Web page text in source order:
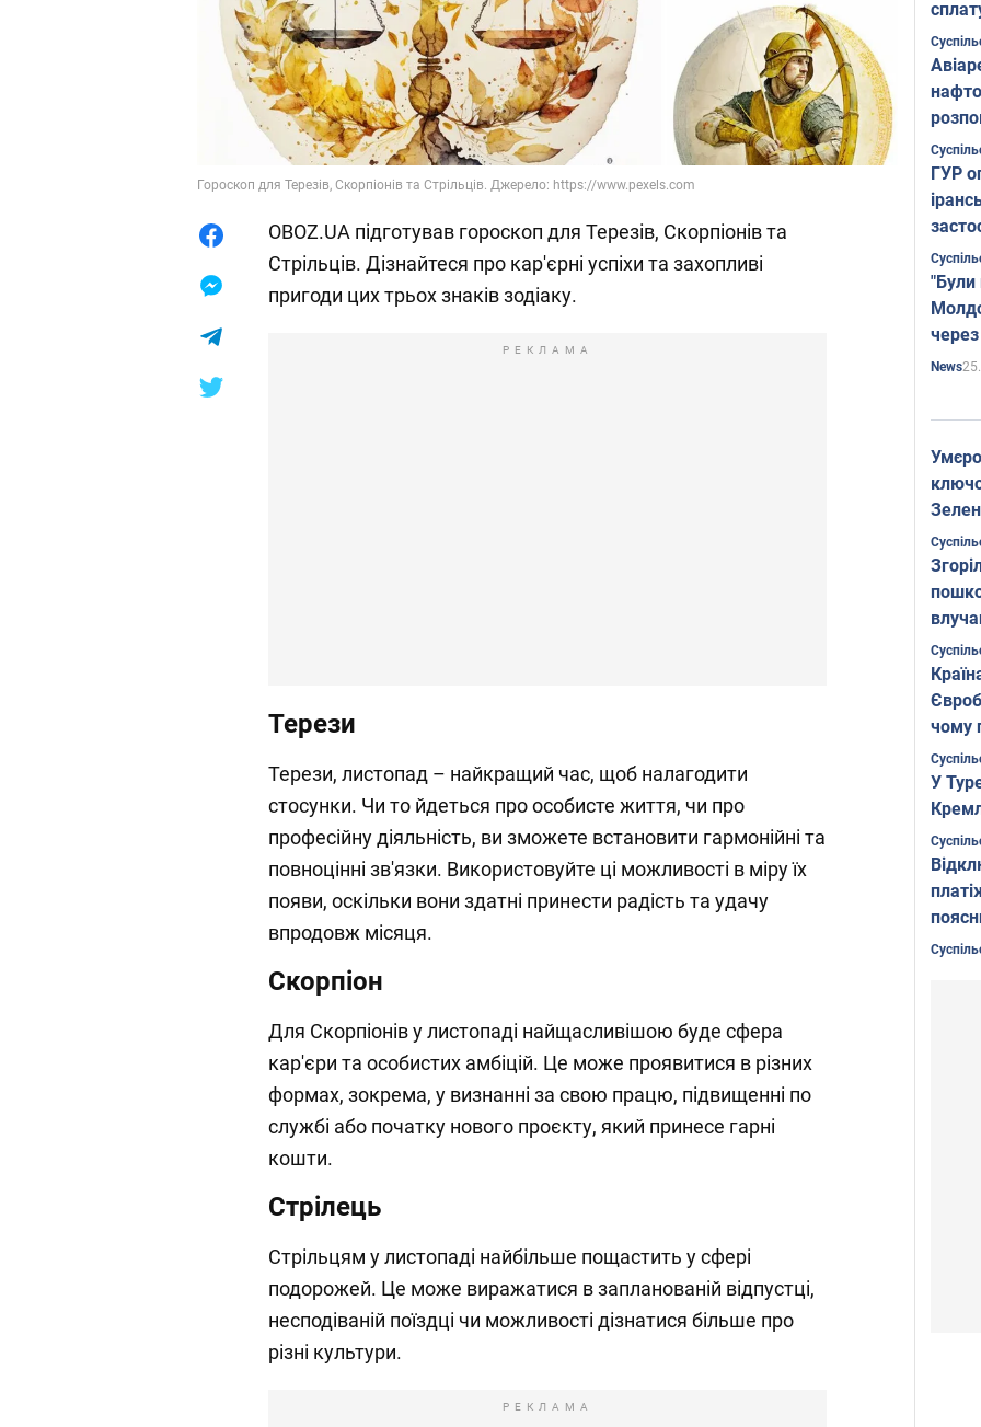
Гороскоп для Терезів, Скорпіонів та Стрільців. Джерело: https://www.pexels.com
OBOZ.UA підготував гороскоп для Терезів, Скорпіонів та
Стрільців. Дізнайтеся про кар'єрні успіхи та захопливі
пригоди цих трьох знаків зодіаку.
РЕКЛАМА
Терези
Терези, листопад – найкращий час, щоб налагодити
стосунки. Чи то йдеться про особисте життя, чи про
професійну діяльність, ви зможете встановити гармонійні та
повноцінні зв'язки. Використовуйте ці можливості в міру їх
появи, оскільки вони здатні принести радість та удачу
впродовж місяця.
Скорпіон
Для Скорпіонів у листопаді найщасливішою буде сфера
кар'єри та особистих амбіцій. Це може проявитися в різних
формах, зокрема, у визнанні за свою працю, підвищенні по
службі або початку нового проєкту, який принесе гарні
кошти.
Стрілець
Стрільцям у листопаді найбільше пощастить у сфері
подорожей. Це може виражатися в запланованій відпустці,
несподіваній поїздці чи можливості дізнатися більше про
різні культури.
РЕКЛАМА
ГУР
"Були
News
Фото
чому
У